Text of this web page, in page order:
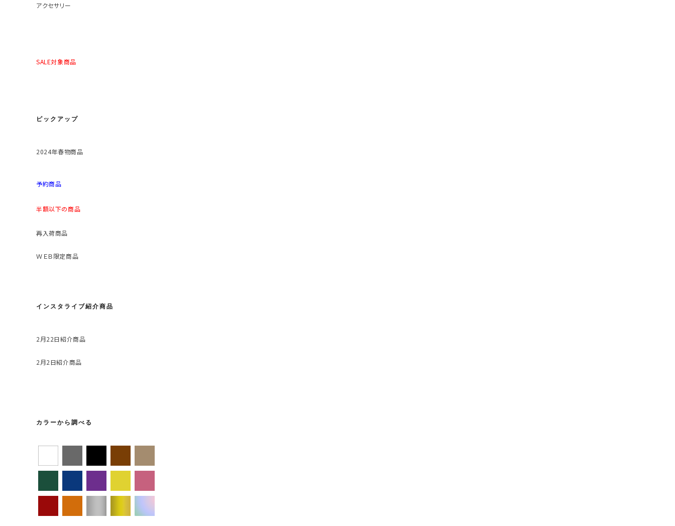
アクセサリー
SALE対象商品
ピックアップ
2024年春物商品
予約商品
半額以下の商品
再入荷商品
ＷＥＢ限定商品
インスタライブ紹介商品
2月22日紹介商品
2月2日紹介商品
カラーから調べる